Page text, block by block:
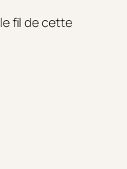
fil de cette